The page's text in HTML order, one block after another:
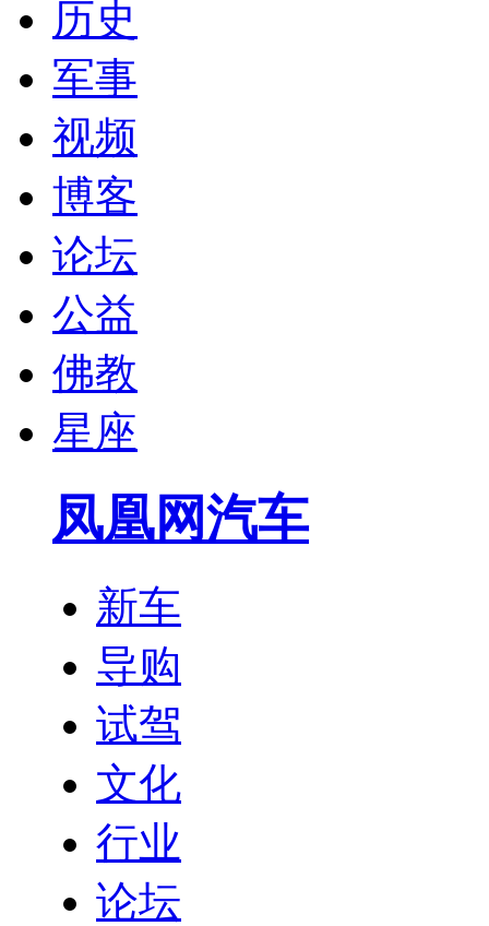
历史
军事
视频
博客
论坛
公益
佛教
星座
凤凰网汽车
新车
导购
试驾
文化
行业
论坛